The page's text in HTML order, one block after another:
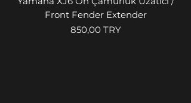
Front Fender Extender
Prix
850,00 TRY